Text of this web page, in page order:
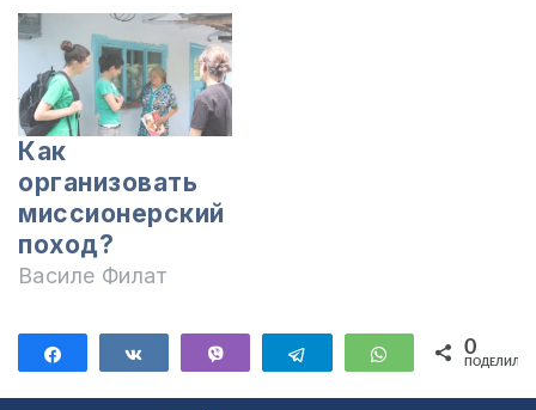
Как
организовать
миссионерский
поход?
Василе Филат
ПоделитьсяПоделиться Telegram WhatsApp
0